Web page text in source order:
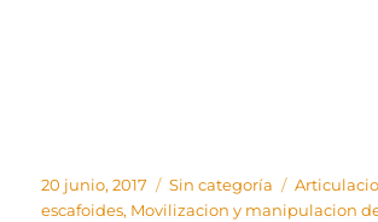
Publicado
el
20 junio, 2017 Categorías
Sin categoría Etiquetas
escafoides, Movilizacion y manipulacion